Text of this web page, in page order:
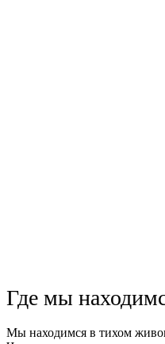
Где мы
Мы находимся в тихом